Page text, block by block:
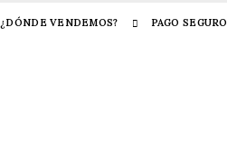
¿DÓNDE VENDEMOS? PAGO SEGURO